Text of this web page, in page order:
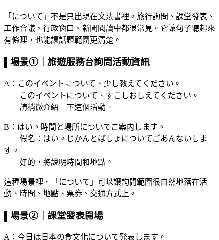
「について」不是只出現在文法書裡。旅行詢問、課堂發表、
工作會議、行政窗口、新聞閱讀中都很常見。它讓句子聽起來
有條理，也能讓話題範圍更清楚。
▌場景①｜旅遊服務台詢問活動資訊
A：このイベントについて、少し教えてください。
このイベントについて、すこしおしえてください。
請稍微介紹一下這個活動。
B：はい。時間と場所についてご案内します。
假名：はい。じかんとばしょについてごあんないしま
す。
好的，將說明時間和地點。
這種場景裡，「について」可以讓詢問範圍很自然地落在活
動、時間、地點、票券、交通方式上。
▌場景②｜課堂發表開場
A：今日は日本の食文化について発表します。